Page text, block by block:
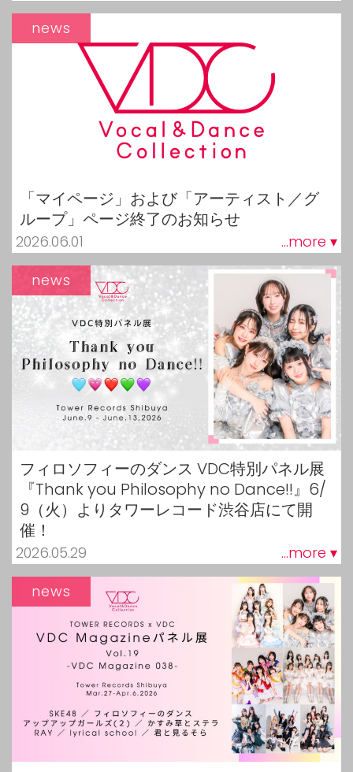
「マイページ」および「アーティスト／グ
ループ」ページ終了のお知らせ
2026.06.01 ...more ▾
news
フィロソフィーのダンス VDC特別パネル展
『Thank you Philosophy no Dance!!』6/
9（火）よりタワーレコード渋谷店にて開
催！
2026.05.29 ...more ▾
news
news